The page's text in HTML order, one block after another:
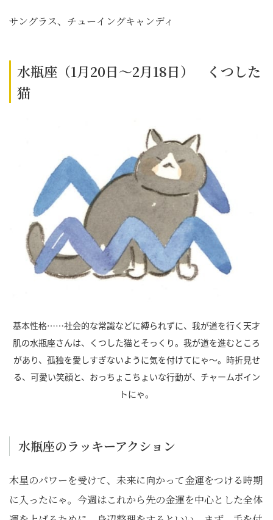
サングラス、チューイングキャンディ
水瓶座（1月20日～2月18日） くつした
猫
基本性格……社会的な常識などに縛られずに、我が道を行く天才
肌の水瓶座さんは、くつした猫とそっくり。我が道を進むところ
があり、孤独を愛しすぎないように気を付けてにゃ～。時折見せ
る、可愛い笑顔と、おっちょこちょいな行動が、チャームポイン
トにゃ。
水瓶座のラッキーアクション
木星のパワーを受けて、未来に向かって金運をつける時期
に入ったにゃ。今週はこれから先の金運を中心とした全体